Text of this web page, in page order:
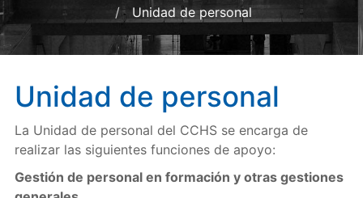
Unidad de personal
Unidad de personal
La Unidad de personal del CCHS se encarga de
realizar las siguientes funciones de apoyo:
Gestión de personal en formación y otras gestiones